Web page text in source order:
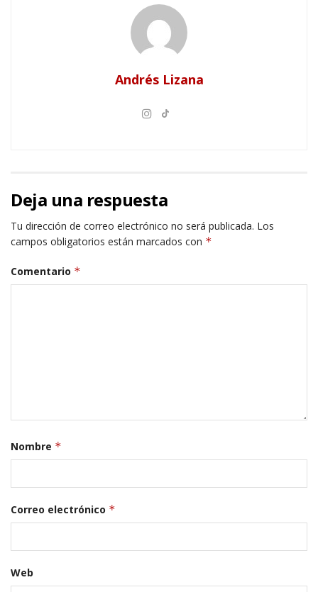
Andrés Lizana
Deja una respuesta
Tu dirección de correo electrónico no será publicada. Los
campos obligatorios están marcados con *
Comentario *
Nombre *
Correo electrónico *
Web